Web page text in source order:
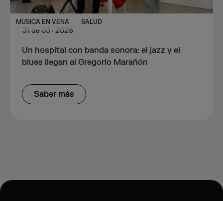
MÚSICA EN VENA SALUD
31 de03 · 2025
Un hospital con banda sonora: el jazz y el
blues llegan al Gregorio Marañón
Saber más